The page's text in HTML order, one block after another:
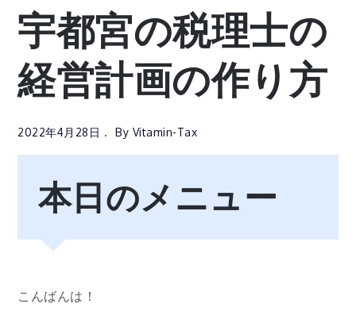
宇都宮の税理士の
経営計画の作り方
2022年4月28日 By Vitamin-Tax
本日のメニュー
こんばんは！